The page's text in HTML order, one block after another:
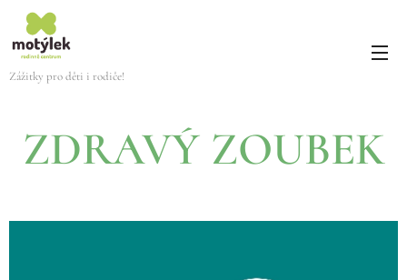
Zážitky pro děti i rodiče!
ZDRAVÝ ZOUBEK